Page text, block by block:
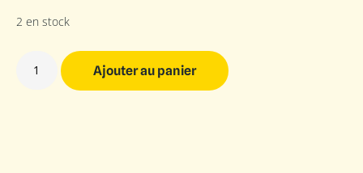
2 en stock
Ajouter au panier